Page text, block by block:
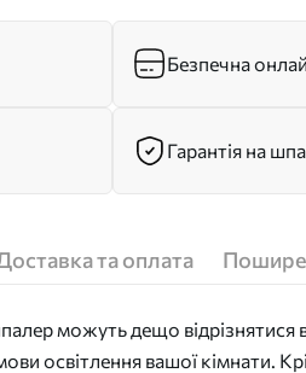
Безпечна
Гарантія на
та оплата
можуть дещо відрізнятися
освітлення вашої кімнати.